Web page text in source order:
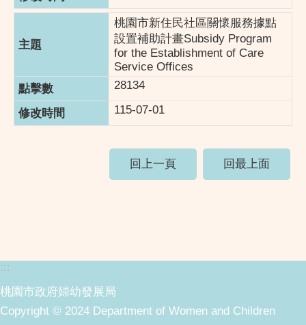
桃園市新住民社區關懷服務據點
設置補助計畫Subsidy Program
for the Establishment of Care
Service Offices
28134
115-07-01
回上一頁 回最上面
:::
桃園市政府婦幼發展局
Copyright © 2024 Department of Women and Children